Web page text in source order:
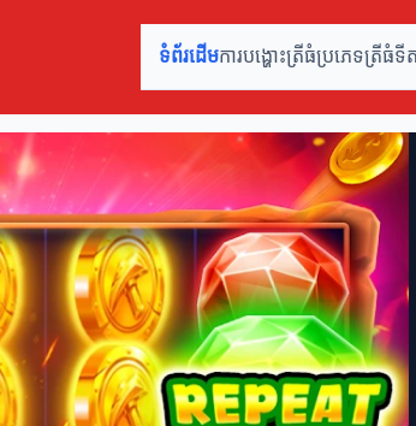
ទំព័រដើមការបង្ហោះត្រីធំប្រភេទត្រីធំទី